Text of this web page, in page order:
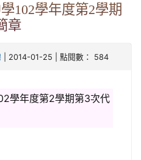
102學年度第2學期
章
| 2014-01-25 | 點閱數： 584
學年度第2學期第3次代